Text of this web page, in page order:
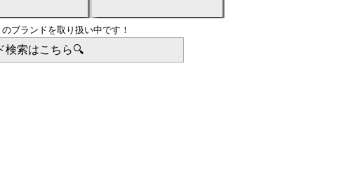
のブランドを取り扱い中です！
検索はこちら🔍